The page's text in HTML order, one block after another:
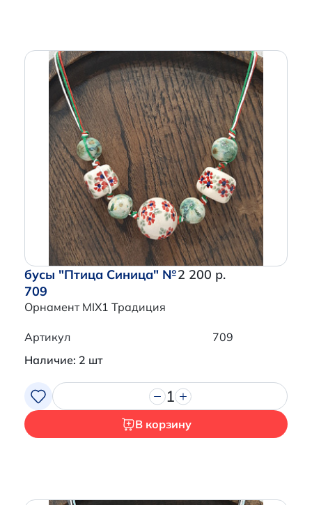
бусы "Птица Синица" №
709
Орнамент MIX1 Традиция
2 200 р.
Артикул
709
Наличие: 2 шт
1
В корзину